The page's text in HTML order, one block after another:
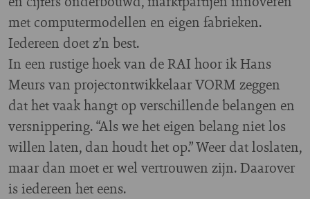
met computermodellen en eigen fabrieken.
Iedereen doet z’n best.
In een rustige hoek van de RAI hoor ik Hans
Meurs van projectontwikkelaar VORM zeggen
dat het vaak hangt op verschillende belangen en
versnippering. “Als we het eigen belang niet los
willen laten, dan houdt het op.” Weer dat loslaten,
maar dan moet er wel vertrouwen zijn. Daarover
is iedereen het eens.